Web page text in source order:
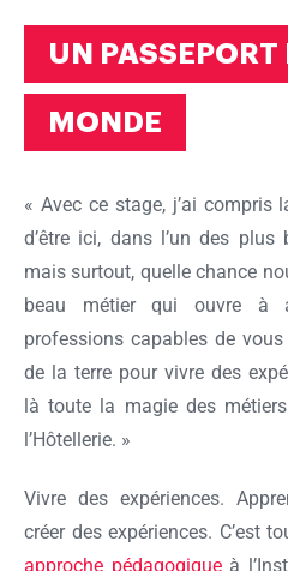
UN PASSEPORT
MONDE
« Avec ce stage, j’ai compris
d’être ici, dans l’un des
mais surtout, quelle chance
beau métier qui ouvre à
professions capables de
de la terre pour vivre des
là toute la magie des
l’Hôtellerie. »
Vivre des expériences.
créer des expériences. C’est
approche pédagogiqueà